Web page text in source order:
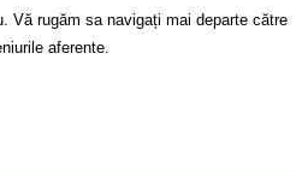
Vă rugăm sa navigați mai departe către
aferente.